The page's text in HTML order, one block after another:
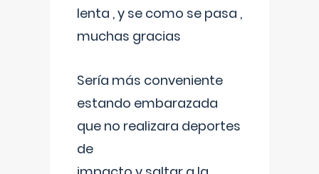
lenta , y se como se pasa ,
muchas gracias
Sería más conveniente
estando embarazada
que no realizara deportes
de